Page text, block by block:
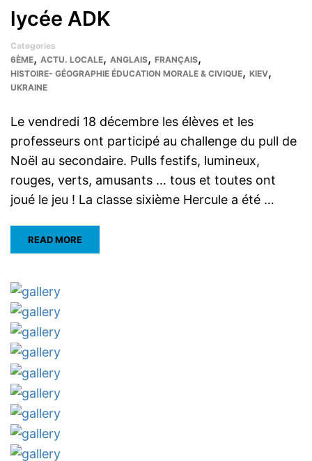
lycée ADK
Categories
6ÈME, ACTU. LOCALE, ANGLAIS, FRANÇAIS,
HISTOIRE- GÉOGRAPHIE ÉDUCATION MORALE & CIVIQUE, KIEV,
UKRAINE
Le vendredi 18 décembre les élèves et les
professeurs ont participé au challenge du pull de
Noël au secondaire. Pulls festifs, lumineux,
rouges, verts, amusants … tous et toutes ont
joué le jeu ! La classe sixième Hercule a été …
READ MORE